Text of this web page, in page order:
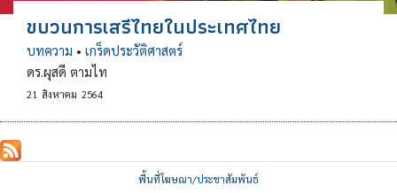
ขบวนการเสรีไทยในประเทศไทย
บทความ • เกร็ดประวัติศาสตร์
ดร.ผุสดี ตามไท
21 สิงหาคม 2564
พื้นที่โฆษณา/ประชาสัมพันธ์